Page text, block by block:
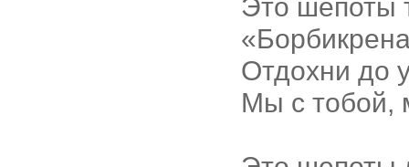
Это шепоты
Отдохни до
Мы с тобой,